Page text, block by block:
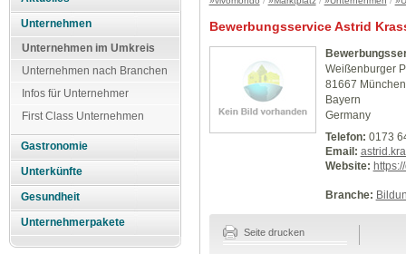
Unternehmen
Unternehmen im Umkreis
Unternehmen nach Branchen
Infos für Unternehmer
First Class Unternehmen
Gastronomie
Unterkünfte
Gesundheit
Unternehmerpakete
Bewerbungsservice Astrid
Weißenburger
81667 München
Bayern
Germany
Telefon: 0173
Email:
Website:
Branche:
Seite drucken